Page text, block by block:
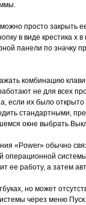
просто закрыть
в виде крестика x
панели по значку
комбинацию
не для всех
если их было открыто
стандартными,
окне выбрать
«Power» обычно
ее работу, а затем
но может
через меню